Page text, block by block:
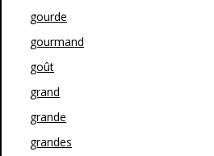
gourde
gourmand
goût
grand
grande
grandes